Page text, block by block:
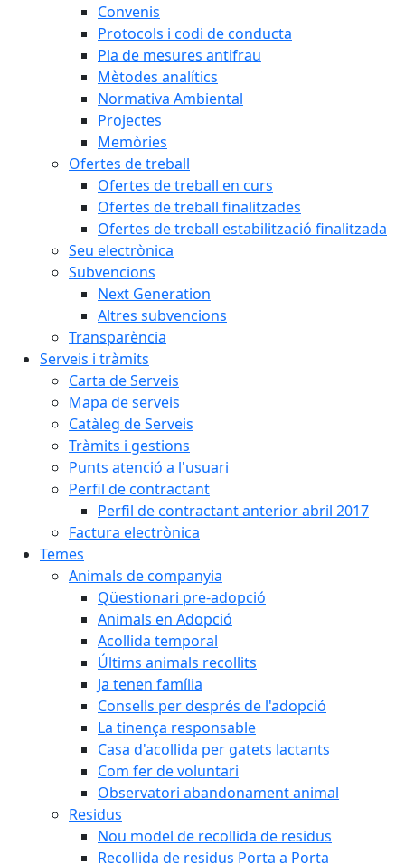
Convenis
Protocols i codi de conducta
Pla de mesures antifrau
Mètodes analítics
Normativa Ambiental
Projectes
Memòries
Ofertes de treball
Ofertes de treball en curs
Ofertes de treball finalitzades
Ofertes de treball estabilització finalitzada
Seu electrònica
Subvencions
Next Generation
Altres subvencions
Transparència
Serveis i tràmits
Carta de Serveis
Mapa de serveis
Catàleg de Serveis
Tràmits i gestions
Punts atenció a l'usuari
Perfil de contractant
Perfil de contractant anterior abril 2017
Factura electrònica
Temes
Animals de companyia
Qüestionari pre-adopció
Animals en Adopció
Acollida temporal
Últims animals recollits
Ja tenen família
Consells per després de l'adopció
La tinença responsable
Casa d'acollida per gatets lactants
Com fer de voluntari
Observatori abandonament animal
Residus
Nou model de recollida de residus
Recollida de residus Porta a Porta